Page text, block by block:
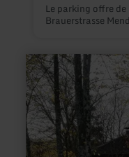
Le parking offre
Brauerstrasse
en
savoir
plus
sur
:
Wohnmobilstellplätze
Deudesfeld